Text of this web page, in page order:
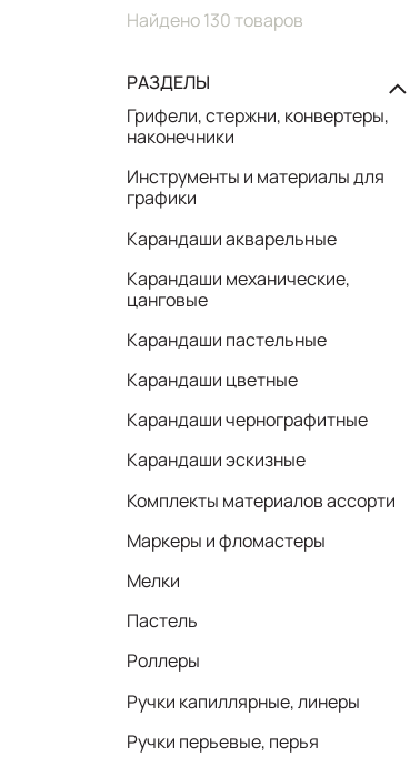
Найдено 130 товаров
РАЗДЕЛЫ
Грифели, стержни, конвертеры,
наконечники
Инструменты и материалы для
графики
Карандаши акварельные
Карандаши механические,
цанговые
Карандаши пастельные
Карандаши цветные
Карандаши чернографитные
Карандаши эскизные
Комплекты материалов ассорти
Маркеры и фломастеры
Мелки
Пастель
Роллеры
Ручки капиллярные, линеры
Ручки перьевые, перья